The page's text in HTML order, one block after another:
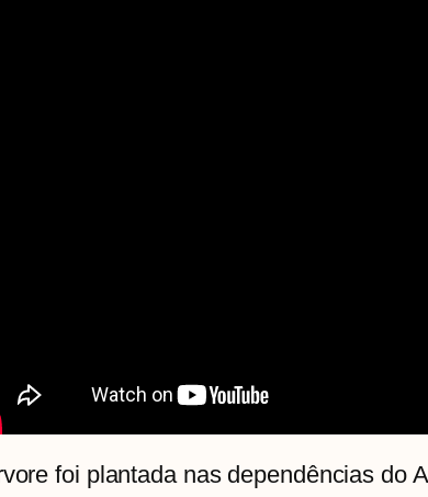
foi plantada nas dependências do